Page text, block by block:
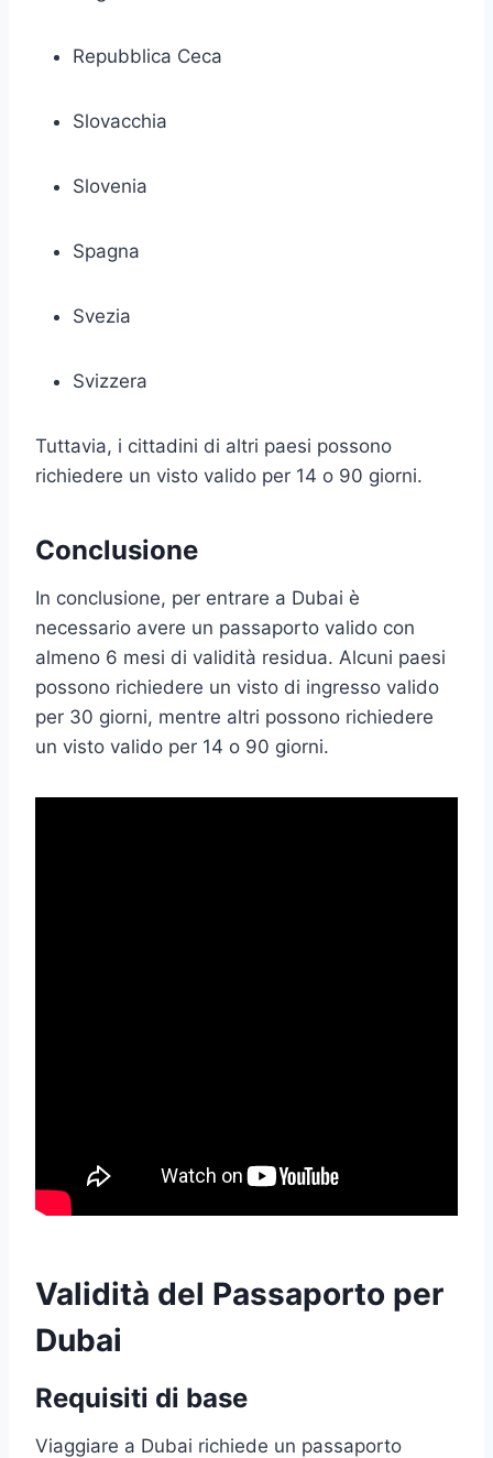
Repubblica Ceca
Slovacchia
Slovenia
Spagna
Svezia
Svizzera
Tuttavia, i cittadini di altri paesi possono
richiedere un visto valido per 14 o 90 giorni.
Conclusione
In conclusione, per entrare a Dubai è
necessario avere un passaporto valido con
almeno 6 mesi di validità residua. Alcuni paesi
possono richiedere un visto di ingresso valido
per 30 giorni, mentre altri possono richiedere
un visto valido per 14 o 90 giorni.
Validità del Passaporto per
Dubai
Requisiti di base
Viaggiare a Dubai richiede un passaporto